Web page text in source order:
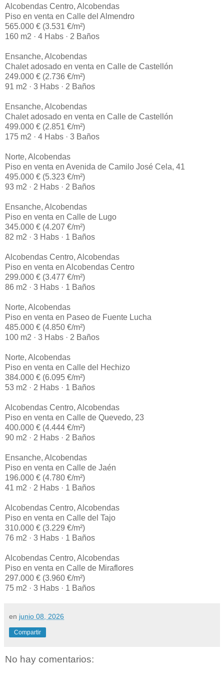
Alcobendas Centro, Alcobendas
Piso en venta en Calle del Almendro
565.000 € (3.531 €/m²)
160 m2 · 4 Habs · 2 Baños
Ensanche, Alcobendas
Chalet adosado en venta en Calle de Castellón
249.000 € (2.736 €/m²)
91 m2 · 3 Habs · 2 Baños
Ensanche, Alcobendas
Chalet adosado en venta en Calle de Castellón
499.000 € (2.851 €/m²)
175 m2 · 4 Habs · 3 Baños
Norte, Alcobendas
Piso en venta en Avenida de Camilo José Cela, 41
495.000 € (5.323 €/m²)
93 m2 · 2 Habs · 2 Baños
Ensanche, Alcobendas
Piso en venta en Calle de Lugo
345.000 € (4.207 €/m²)
82 m2 · 3 Habs · 1 Baños
Alcobendas Centro, Alcobendas
Piso en venta en Alcobendas Centro
299.000 € (3.477 €/m²)
86 m2 · 3 Habs · 1 Baños
Norte, Alcobendas
Piso en venta en Paseo de Fuente Lucha
485.000 € (4.850 €/m²)
100 m2 · 3 Habs · 2 Baños
Norte, Alcobendas
Piso en venta en Calle del Hechizo
384.000 € (6.095 €/m²)
53 m2 · 2 Habs · 1 Baños
Alcobendas Centro, Alcobendas
Piso en venta en Calle de Quevedo, 23
400.000 € (4.444 €/m²)
90 m2 · 2 Habs · 2 Baños
Ensanche, Alcobendas
Piso en venta en Calle de Jaén
196.000 € (4.780 €/m²)
41 m2 · 2 Habs · 1 Baños
Alcobendas Centro, Alcobendas
Piso en venta en Calle del Tajo
310.000 € (3.229 €/m²)
76 m2 · 3 Habs · 1 Baños
Alcobendas Centro, Alcobendas
Piso en venta en Calle de Miraflores
297.000 € (3.960 €/m²)
75 m2 · 3 Habs · 1 Baños
en junio 08, 2026
Compartir
No hay comentarios: